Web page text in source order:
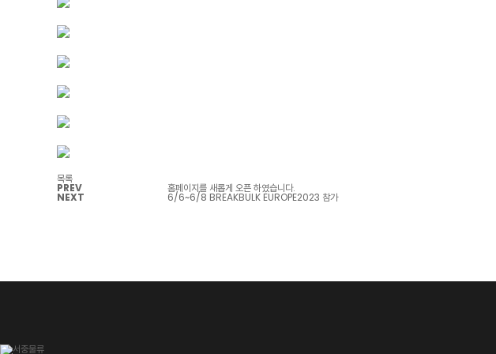
목록
PREV 홈페이지를 새롭게 오픈 하였습니다.
NEXT 6/6~6/8 BREAKBULK EUROPE2023 참가